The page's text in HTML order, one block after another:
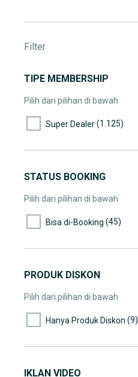
Filter
TIPE MEMBERSHIP
Pilih dari pilihan di bawah
Super Dealer(1.125)
STATUS BOOKING
Pilih dari pilihan di bawah
Bisa di-Booking (45)
PRODUK DISKON
Pilih dari pilihan di bawah
Hanya Produk Diskon (9)
IKLAN VIDEO